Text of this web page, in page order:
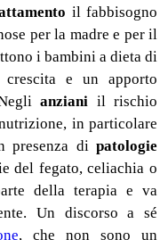
il fabbisogno
per la madre e per il
i bambini a dieta di
e un apporto
anziani il rischio
in particolare
presenza di patologie
del fegato, celiachia o
della terapia e va
Un discorso a sé
, che non sono un